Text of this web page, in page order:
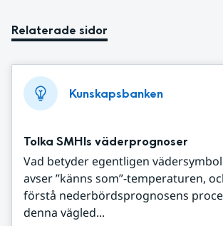
Relaterade sidor
Kunskapsbanken
Tolka SMHIs väderprognoser
Vad betyder egentligen
avser ”känns som”-temperaturen,
förstå nederbördsprognosens
denna vägled...